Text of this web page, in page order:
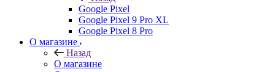
Google Pixel
Google Pixel 9 Pro XL
Google Pixel 8 Pro
О магазине
Назад
О магазине